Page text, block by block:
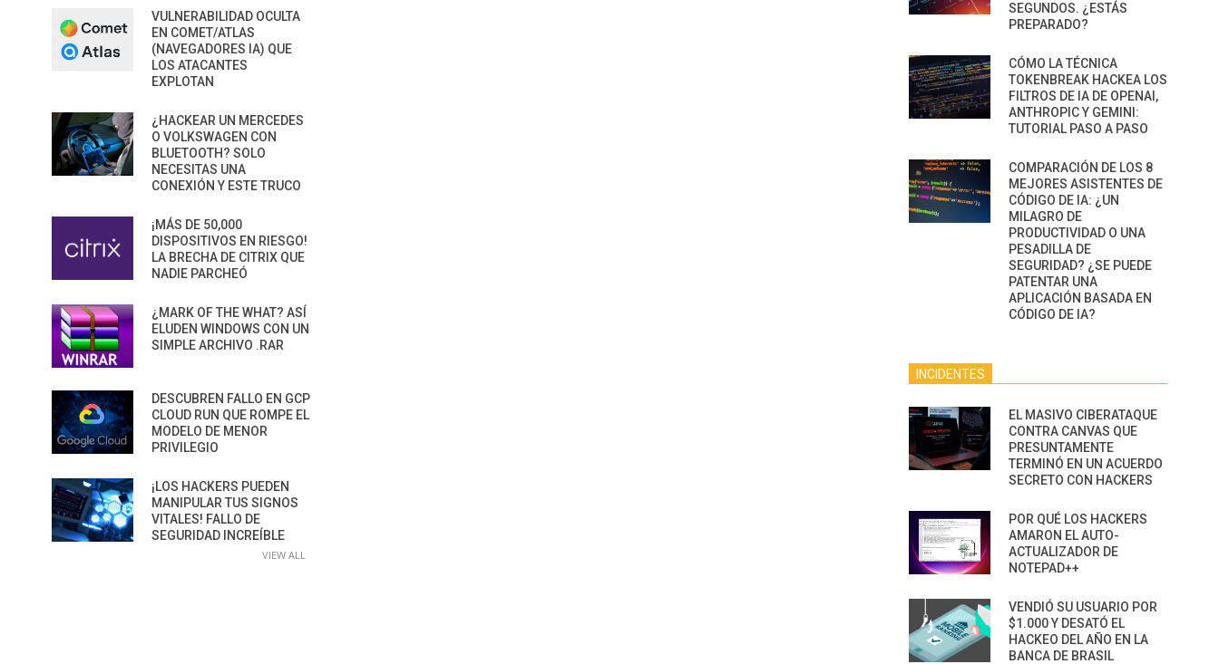
VULNERABILIDAD OCULTA
EN COMET/ATLAS
(NAVEGADORES IA) QUE
LOS ATACANTES
EXPLOTAN
¿HACKEAR UN MERCEDES
O VOLKSWAGEN CON
BLUETOOTH? SOLO
NECESITAS UNA
CONEXIÓN Y ESTE TRUCO
¡MÁS DE 50,000
DISPOSITIVOS EN RIESGO!
LA BRECHA DE CITRIX QUE
NADIE PARCHEÓ
¿MARK OF THE WHAT? ASÍ
ELUDEN WINDOWS CON UN
SIMPLE ARCHIVO .RAR
DESCUBREN FALLO EN GCP
CLOUD RUN QUE ROMPE EL
MODELO DE MENOR
PRIVILEGIO
¡LOS HACKERS PUEDEN
MANIPULAR TUS SIGNOS
VITALES! FALLO DE
SEGURIDAD INCREÍBLE
VIEW ALL
SEGUNDOS. ¿ESTÁS
PREPARADO?
CÓMO LA TÉCNICA
TOKENBREAK HACKEA LOS
FILTROS DE IA DE OPENAI,
ANTHROPIC Y GEMINI:
TUTORIAL PASO A PASO
COMPARACIÓN DE LOS 8
MEJORES ASISTENTES DE
CÓDIGO DE IA: ¿UN
MILAGRO DE
PRODUCTIVIDAD O UNA
PESADILLA DE
SEGURIDAD? ¿SE PUEDE
PATENTAR UNA
APLICACIÓN BASADA EN
CÓDIGO DE IA?
INCIDENTES
EL MASIVO CIBERATAQUE
CONTRA CANVAS QUE
PRESUNTAMENTE
TERMINÓ EN UN ACUERDO
SECRETO CON HACKERS
POR QUÉ LOS HACKERS
AMARON EL AUTO-
ACTUALIZADOR DE
NOTEPAD++
VENDIÓ SU USUARIO POR
$1.000 Y DESATÓ EL
HACKEO DEL AÑO EN LA
BANCA DE BRASIL